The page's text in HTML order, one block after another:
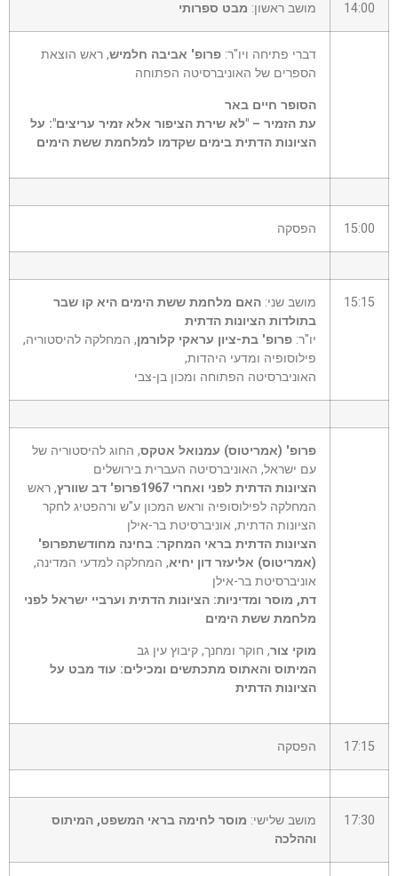
14:00 מושב ראשון: מבט ספרותי
דברי פתיחה ויו"ר: פרופ' אביבה חלמיש, ראש הוצאת
הספרים של האוניברסיטה הפתוחה
הסופר חיים באר
עת הזמיר – "לא שירת הציפור אלא זמיר עריצים": על
הציונות הדתית בימים שקדמו למלחמת ששת הימים
15:00 הפסקה
15:15 מושב שני: האם מלחמת ששת הימים היא קו שבר
בתולדות הציונות הדתית
יו"ר: פרופ' בת-ציון עראקי קלורמן, המחלקה להיסטוריה,
פילוסופיה ומדעי היהדות,
האוניברסיטה הפתוחה ומכון בן-צבי
פרופ' (אמריטוס) עמנואל אטקס, החוג להיסטוריה של
עם ישראל, האוניברסיטה העברית בירושלים
הציונות הדתית לפני ואחרי 1967
פרופ' דב שוורץ, ראש
המחלקה לפילוסופיה וראש המכון ע"ש ורהפטיג לחקר
הציונות הדתית, אוניברסיטת בר-אילן
הציונות הדתית בראי המחקר: בחינה מחודשתפרופ'
(אמריטוס) אליעזר דון יחיא, המחלקה למדעי המדינה,
אוניברסיטת בר-אילן
דת, מוסר ומדיניות: הציונות הדתית וערביי ישראל לפני
מלחמת ששת הימים
מוקי צור, חוקר ומחנך, קיבוץ עין גב
המיתוס והאתוס מתכתשים ומכילים: עוד מבט על
הציונות הדתית
17:15 הפסקה
17:30 מושב שלישי: מוסר לחימה בראי המשפט, המיתוס
וההלכה